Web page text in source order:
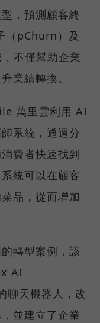
，預測顧客終
（pChurn）及
不僅幫助企業
業績轉換。
萬里雲利用 AI
系統，通過分
費者快速找到
統可以在顧客
品，從而增加
轉型案例，該
AI
天機器人，改
並建立了企業